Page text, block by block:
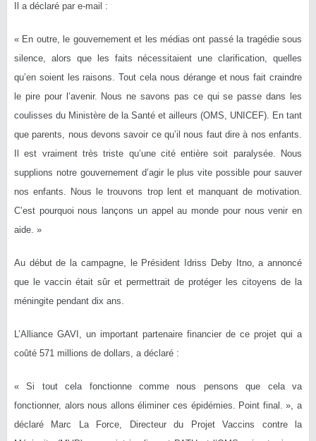
Il a déclaré par e-mail :
« En outre, le gouvernement et les médias ont passé la tragédie sous
silence, alors que les faits nécessitaient une clarification, quelles
qu’en soient les raisons. Tout cela nous dérange et nous fait craindre
le pire pour l’avenir. Nous ne savons pas ce qui se passe dans les
coulisses du Ministère de la Santé et ailleurs (OMS, UNICEF). En tant
que parents, nous devons savoir ce qu’il nous faut dire à nos enfants.
Il est vraiment très triste qu’une cité entière soit paralysée. Nous
supplions notre gouvernement d’agir le plus vite possible pour sauver
nos enfants. Nous le trouvons trop lent et manquant de motivation.
C’est pourquoi nous lançons un appel au monde pour nous venir en
aide. »
Au début de la campagne, le Président Idriss Deby Itno, a annoncé
que le vaccin était sûr et permettrait de protéger les citoyens de la
méningite pendant dix ans.
L’Alliance GAVI, un important partenaire financier de ce projet qui a
coûté 571 millions de dollars, a déclaré :
« Si tout cela fonctionne comme nous pensons que cela va
fonctionner, alors nous allons éliminer ces épidémies. Point final. », a
déclaré Marc La Force, Directeur du Projet Vaccins contre la